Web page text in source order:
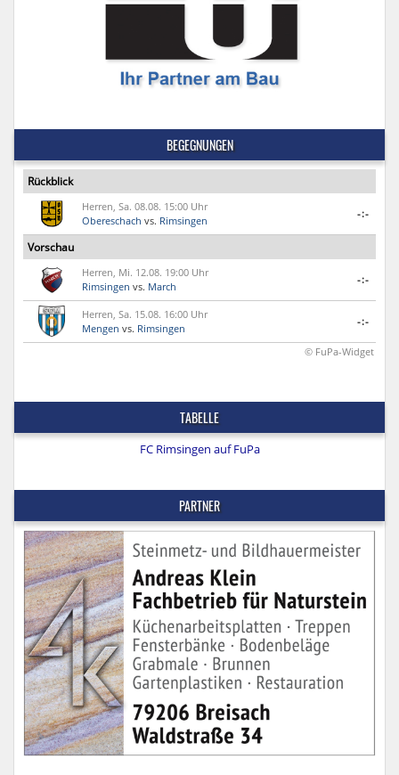
BEGEGNUNGEN
Rückblick
Herren, Sa. 08.08. 15:00 Uhr
Obereschach vs. Rimsingen
-:-
Vorschau
Herren, Mi. 12.08. 19:00 Uhr
Rimsingen vs. March
-:-
Herren, Sa. 15.08. 16:00 Uhr
Mengen vs. Rimsingen
-:-
© FuPa-Widget
TABELLE
FC Rimsingen auf FuPa
PARTNER
FACEBOOK